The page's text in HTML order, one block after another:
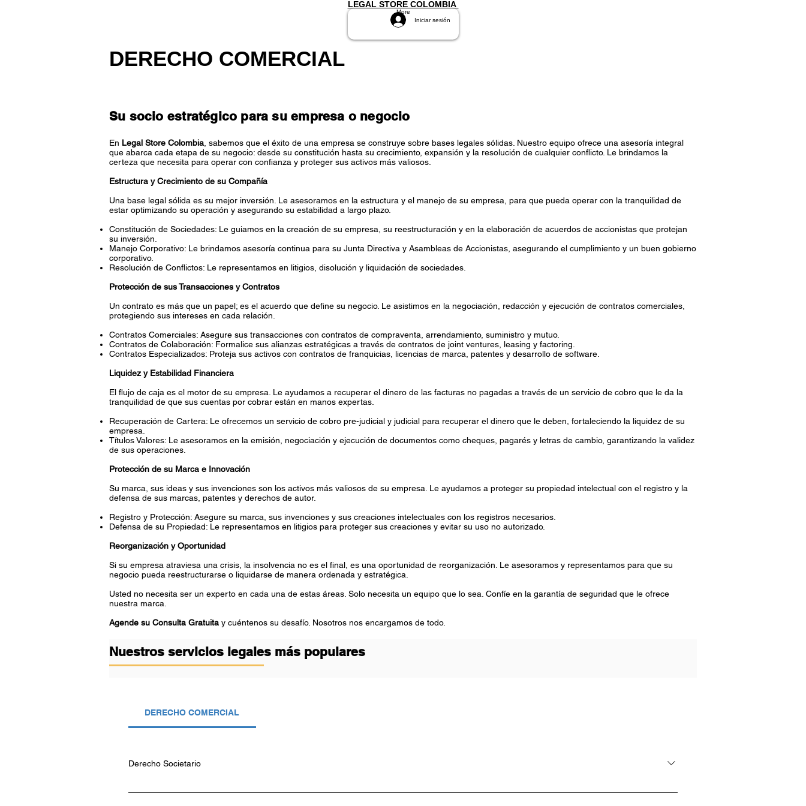
LEGAL STORE COLOMBIA
More
Iniciar sesión
DERECHO COMERCIAL
Su socio estratégico para su empresa o negocio
En Legal Store Colombia , sabemos que el éxito de una empresa se construye sobre bases legales sólidas. Nuestro equipo ofrece una asesoría integral
que abarca cada etapa de su negocio: desde su constitución hasta su crecimiento, expansión y la resolución de cualquier conflicto. Le brindamos la
certeza que necesita para operar con confianza y proteger sus activos más valiosos.
Estructura y Crecimiento de su Compañía
Una base legal sólida es su mejor inversión. Le asesoramos en la estructura y el manejo de su empresa, para que pueda operar con la tranquilidad de
estar optimizando su operación y asegurando su estabilidad a largo plazo.
Constitución de Sociedades: Le guiamos en la creación de su empresa, su reestructuración y en la elaboración de acuerdos de accionistas que protejan
su inversión.
Manejo Corporativo: Le brindamos asesoría continua para su Junta Directiva y Asambleas de Accionistas, asegurando el cumplimiento y un buen gobierno
corporativo.
Resolución de Conflictos: Le representamos en litigios, disolución y liquidación de sociedades.
Protección de sus Transacciones y Contratos
Un contrato es más que un papel; es el acuerdo que define su negocio. Le asistimos en la negociación, redacción y ejecución de contratos comerciales,
protegiendo sus intereses en cada relación.
Contratos Comerciales: Asegure sus transacciones con contratos de compraventa, arrendamiento, suministro y mutuo.
Contratos de Colaboración: Formalice sus alianzas estratégicas a través de contratos de joint ventures, leasing y factoring.
Contratos Especializados: Proteja sus activos con contratos de franquicias, licencias de marca, patentes y desarrollo de software.
Liquidez y Estabilidad Financiera
El flujo de caja es el motor de su empresa. Le ayudamos a recuperar el dinero de las facturas no pagadas a través de un servicio de cobro que le da la
tranquilidad de que sus cuentas por cobrar están en manos expertas.
Recuperación de Cartera: Le ofrecemos un servicio de cobro pre-judicial y judicial para recuperar el dinero que le deben, fortaleciendo la liquidez de su
empresa.
Títulos Valores: Le asesoramos en la emisión, negociación y ejecución de documentos como cheques, pagarés y letras de cambio, garantizando la validez
de sus operaciones.
Protección de su Marca e Innovación
Su marca, sus ideas y sus invenciones son los activos más valiosos de su empresa. Le ayudamos a proteger su propiedad intelectual con el registro y la
defensa de sus marcas, patentes y derechos de autor.
Registro y Protección: Asegure su marca, sus invenciones y sus creaciones intelectuales con los registros necesarios.
Defensa de su Propiedad: Le representamos en litigios para proteger sus creaciones y evitar su uso no autorizado.
Reorganización y Oportunidad
Si su empresa atraviesa una crisis, la insolvencia no es el final, es una oportunidad de reorganización. Le asesoramos y representamos para que su
negocio pueda reestructurarse o liquidarse de manera ordenada y estratégica.
Usted no necesita ser un experto en cada una de estas áreas. Solo necesita un equipo que lo sea. Confíe en la garantía de seguridad que le ofrece
nuestra marca.
Agende su Consulta Gratuita y cuéntenos su desafío. Nosotros nos encargamos de todo.
Nuestros servicios legales más populares
DERECHO COMERCIAL
Derecho Societario
Derecho Societario Constitución de sociedades y sucursales de sociedades extranjeras Reestructuración societaria Nulidad, disolución y